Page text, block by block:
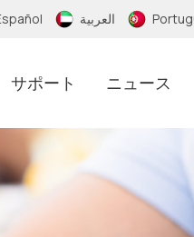
العربية
サポート ニュース